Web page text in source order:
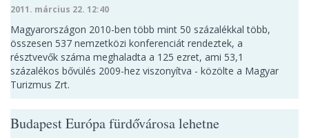
2011. március 22. 12:40
Magyarországon 2010-ben több mint 50 százalékkal több,
összesen 537 nemzetközi konferenciát rendeztek, a
résztvevők száma meghaladta a 125 ezret, ami 53,1
százalékos bővülés 2009-hez viszonyítva - közölte a Magyar
Turizmus Zrt.
Budapest Európa fürdővárosa lehetne